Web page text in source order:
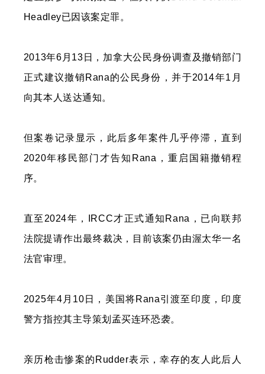
Headley已因该案定罪。
2013年6月13日，加拿大公民身份调查及撤销部门
正式建议撤销Rana的公民身份，并于2014年1月
向其本人送达通知。
但案卷记录显示，此后多年案件几乎停滞，直到
2020年移民部门才告知Rana，重启国籍撤销程
序。
直至2024年，IRCC才正式通知Rana，已向联邦
法院提请作出最终裁决，目前该案仍由渥太华一名
法官审理。
2025年4月10日，美国将Rana引渡至印度，印度
警方指控其主导策划孟买连环恐袭。
亲历枪击惨案的Rudder表示，幸存的友人此后人